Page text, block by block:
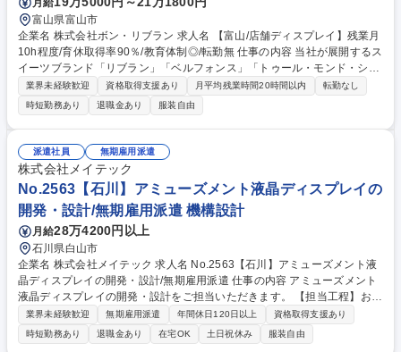
富山県富山市
企業名 株式会社ボン・リブラン 求人名 【富山/店舗ディスプレイ】残業月
10h程度/育休取得率90％/教育体制◎/転勤無 仕事の内容 当社が展開するス
イーツブランド「リブラン」「ベルフォンス」「トゥール・モンド・シュ
シュ」の店頭でのディスプレイ(商品展示・季節展示）をアシスタントと
して学びながら、将来的には全てをお任せします。 各店舗のディスプレイ
をデザイン計画し、店舗と打ち合わせ後、ディスプレイを実施して頂きま
す。 【具体的には】 ■店頭販促物（POP、プライスカード、商品説明パネ
ル、キャンペーン告知）のデザインの制作、店頭設置デザイン作成。 ■制
作物を各店に配布するための仕分け作業、各店からの返却物の整理整頓。
など 募集職種 【富山/店舗ディスプレイ】残業月10h程度/育休取得率90％/
教育体制◎/転勤無
業界未経験歓迎 資格取得支援あり 月平均残業時間20時間以内
転勤なし
時短勤務あり
退職金あり 服装自由
派遣社員 無期雇用派遣
株式会社メイテック
No.2563【石川】アミューズメント液晶ディスプレイの
開発・設計/無期雇用派遣 機構設計
月給28万4200円以上
石川県白山市
企業名 株式会社メイテック 求人名 No.2563【石川】アミューズメント液
晶ディスプレイの開発・設計/無期雇用派遣 仕事の内容 アミューズメント
液晶ディスプレイの開発・設計をご担当いただきます。 【担当工程】お客
様との要望打合せから仕様検討、詳細設計、試作品の確認、量産対応まで
一連の開発工程を行います。スタートはベテランエンジニアからスキル伝
授も可能！人が触れる製品なので静電気対策など独自の技術を駆使して最
業界未経験歓迎 無期雇用派遣 年間休日120日以上
資格取得支援あり
時短勤務あり
退職金あり 在宅OK 土日祝休み 服装自由